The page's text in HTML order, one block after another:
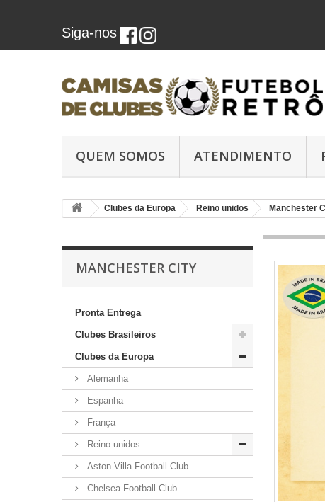
Siga-nos
QUEM SOMOS ATENDIMENTO
Clubes da Europa Reino unidos Manchester
MANCHESTER CITY
Pronta Entrega
Clubes Brasileiros
Clubes da Europa
Alemanha
Espanha
França
Reino unidos
Aston Villa Football Club
Chelsea Football Club